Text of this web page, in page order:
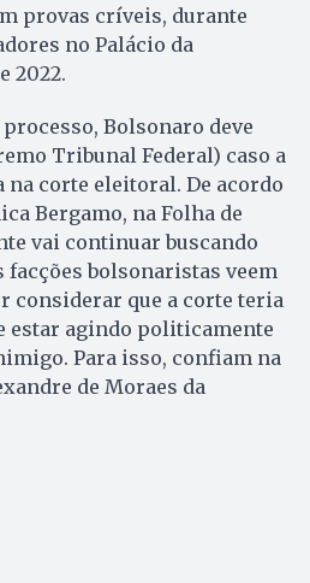
provas críveis, durante
no Palácio da
2022.
Bolsonaro deve
Tribunal Federal) caso a
na corte eleitoral. De acordo
Bergamo, na Folha de
vai continuar buscando
facções bolsonaristas veem
considerar que a corte teria
estar agindo politicamente
Para isso, confiam na
de Moraes da